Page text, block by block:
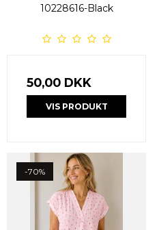
10228616-Black
50,00 DKK
VIS PRODUKT
-70%